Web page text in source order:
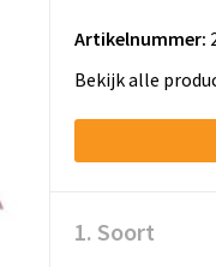
Artikelnummer:
Bekijk alle
1. Soort